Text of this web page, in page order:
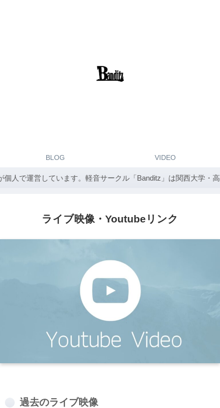
BLOG VIDEO
営しています。軽音サークル「Banditz」は関西大学・高槻
ライブ映像・Youtubeリンク
過去のライブ映像